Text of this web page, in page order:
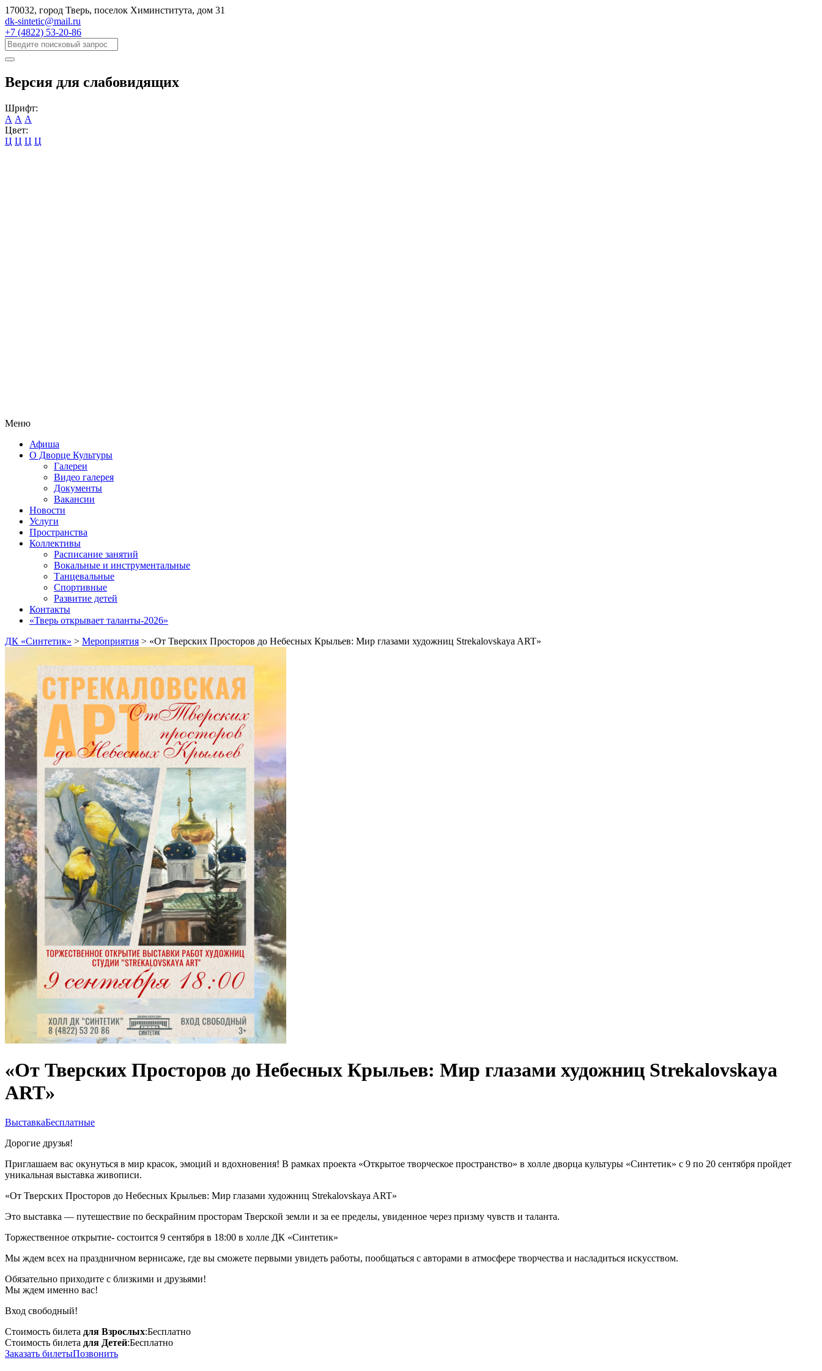
170032, город Тверь, поселок Химинститута, дом 31
dk-sintetic@mail.ru
+7 (4822) 53-20-86
Версия для слабовидящих
Шрифт:
А А А
Цвет:
Ц Ц Ц Ц
Меню
Афиша
О Дворце Культуры
Галереи
Видео галерея
Документы
Вакансии
Новости
Услуги
Пространства
Коллективы
Расписание занятий
Вокальные и инструментальные
Танцевальные
Спортивные
Развитие детей
Контакты
«Тверь открывает таланты-2026»
ДК «Синтетик» > Мероприятия > «От Тверских Просторов до Небесных Крыльев: Мир глазами художниц Strekalovskaya ART»
«От Тверских Просторов до Небесных Крыльев: Мир глазами художниц Strekalovskaya
ART»
ВыставкаБесплатные
Дорогие друзья!
Приглашаем вас окунуться в мир красок, эмоций и вдохновения! В рамках проекта «Открытое творческое пространство» в холле дворца культуры «Синтетик» с 9 по 20 сентября пройдет
уникальная выставка живописи.
«От Тверских Просторов до Небесных Крыльев: Мир глазами художниц Strekalovskaya ART»
Это выставка — путешествие по бескрайним просторам Тверской земли и за ее пределы, увиденное через призму чувств и таланта.
Торжественное открытие- состоится 9 сентября в 18:00 в холле ДК «Синтетик»
Мы ждем всех на праздничном вернисаже, где вы сможете первыми увидеть работы, пообщаться с авторами в атмосфере творчества и насладиться искусством.
Обязательно приходите с близкими и друзьями!
Мы ждем именно вас!
Вход свободный!
Стоимость билета для Взрослых:Бесплатно
Стоимость билета для Детей:Бесплатно
Заказать билетыПозвонить